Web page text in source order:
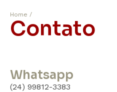
Home /
Contato
Whatsapp
(24) 99812-3383